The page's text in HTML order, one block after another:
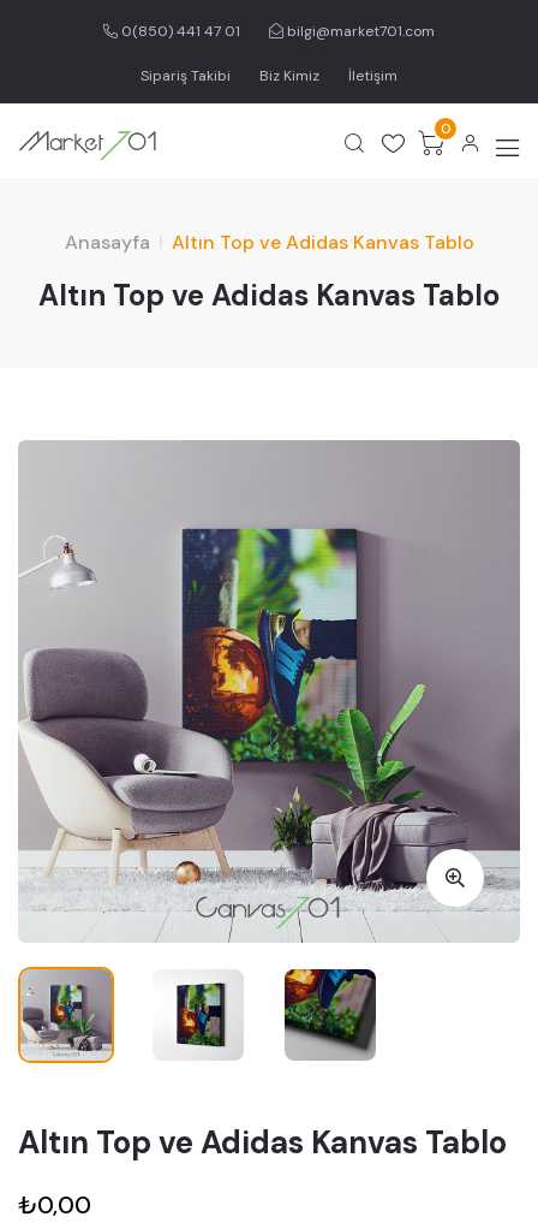
0(850) 441 47 01 bilgi@market701.com
Sipariş Takibi Biz Kimiz İletişim
0
Anasayfa Altın Top ve Adidas Kanvas Tablo
Altın Top ve Adidas Kanvas Tablo
Altın Top ve Adidas Kanvas Tablo
₺0,00